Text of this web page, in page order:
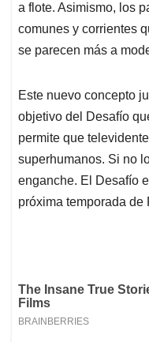
a flote. Asimismo, los
comunes y corrientes
se parecen más a
Este nuevo concepto
objetivo del Desafío
permite que
superhumanos. Si no
enganche. El Desafío
próxima temporada de